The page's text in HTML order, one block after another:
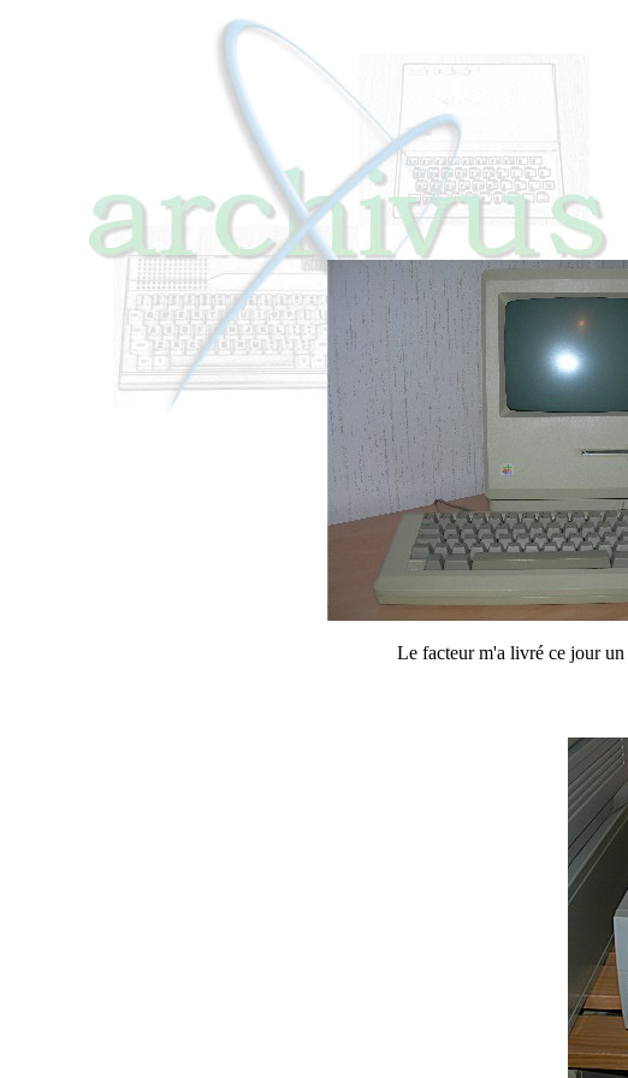
Le facteur m'a livré ce jour un